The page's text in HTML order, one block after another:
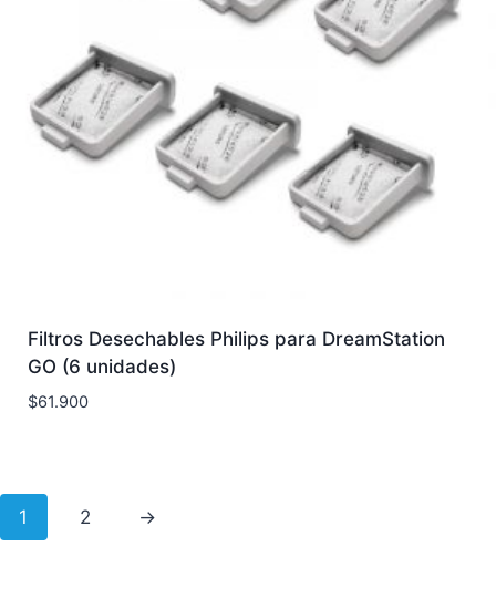
Filtros Desechables Philips para DreamStation
GO (6 unidades)
$61.900
1 2 →